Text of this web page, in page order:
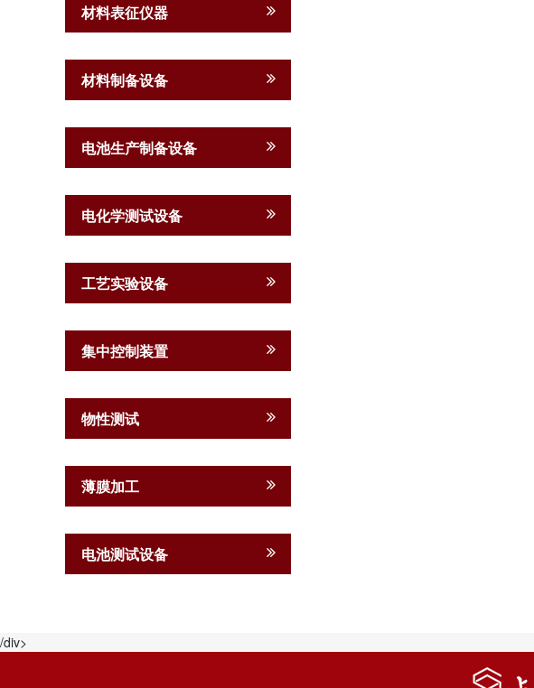
材料表征仪器
材料制备设备
电池生产制备设备
电化学测试设备
工艺实验设备
集中控制装置
物性测试
薄膜加工
电池测试设备
/div>